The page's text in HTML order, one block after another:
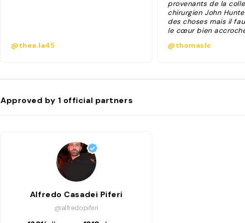
@thea.la45
provenants de la
chirurgien John
des choses mais il
le cœur bien
@thomaslc
Approved by 1 official partners
Alfredo Casadei Piferi
@alfredopiferi